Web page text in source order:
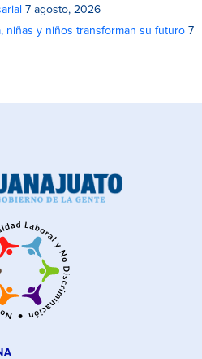
7 agosto, 2026
niñas y niños transforman su futuro 7